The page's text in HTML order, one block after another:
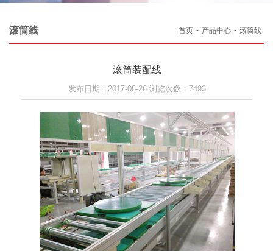
首页 - 产品中心 - 滚筒线
滚筒线
滚筒装配线
发布日期：2017-08-26 浏览次数：7493